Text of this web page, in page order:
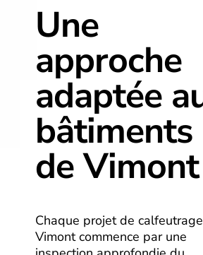
Une
approche
adaptée
bâtiments
de Vimont
Chaque projet de
Vimont commence par une